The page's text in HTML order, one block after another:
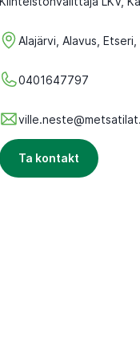
Alajärvi, Alavus,
0401647797
Ta kontakt